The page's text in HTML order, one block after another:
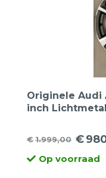
Originele Audi
inch
€1.999,00
prijs
€
Huidige
prijsOp voorraad